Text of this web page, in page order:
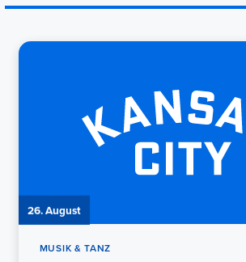
26. August
MUSIK & TANZ